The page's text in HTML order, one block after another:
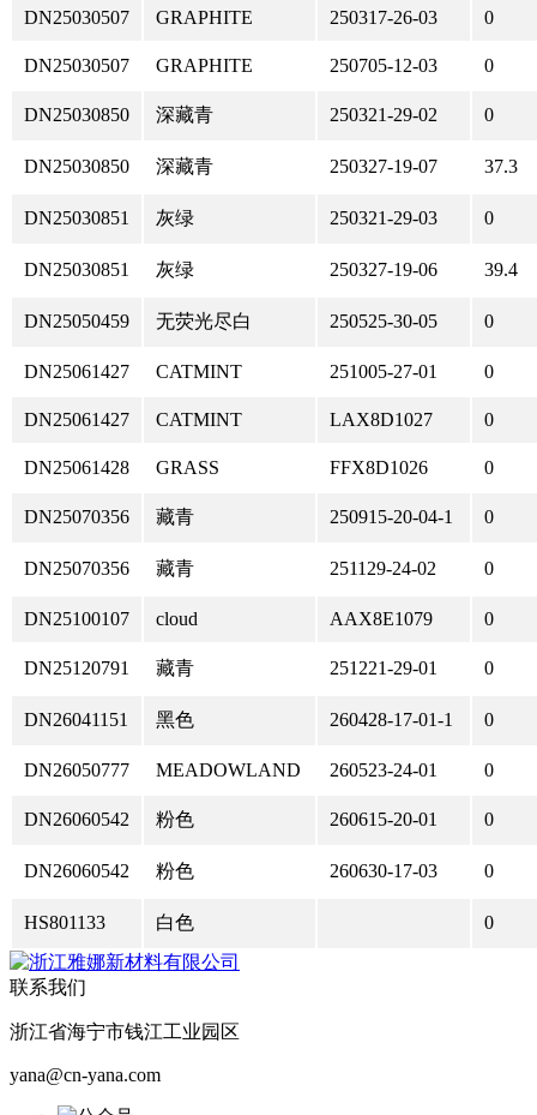
DN25030507 GRAPHITE 250317-26-03 0
DN25030507 GRAPHITE 250705-12-03 0
DN25030850 深藏青 250321-29-02 0
DN25030850 深藏青 250327-19-07 37.3
DN25030851 灰绿 250321-29-03 0
DN25030851 灰绿 250327-19-06 39.4
DN25050459 无荧光尽白 250525-30-05 0
DN25061427 CATMINT 251005-27-01 0
DN25061427 CATMINT LAX8D1027 0
DN25061428 GRASS FFX8D1026 0
DN25070356 藏青 250915-20-04-1 0
DN25070356 藏青 251129-24-02 0
DN25100107 cloud AAX8E1079 0
DN25120791 藏青 251221-29-01 0
DN26041151 黑色 260428-17-01-1 0
DN26050777 MEADOWLAND 260523-24-01 0
DN26060542 粉色 260615-20-01 0
DN26060542 粉色 260630-17-03 0
HS801133 白色 0
联系我们
浙江省海宁市钱江工业园区
yana@cn-yana.com